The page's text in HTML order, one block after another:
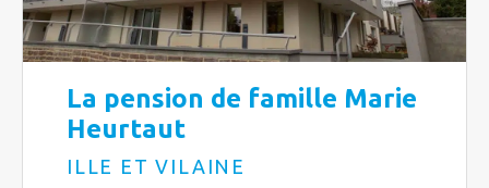
La pension de famille Marie
Heurtaut
ILLE ET VILAINE